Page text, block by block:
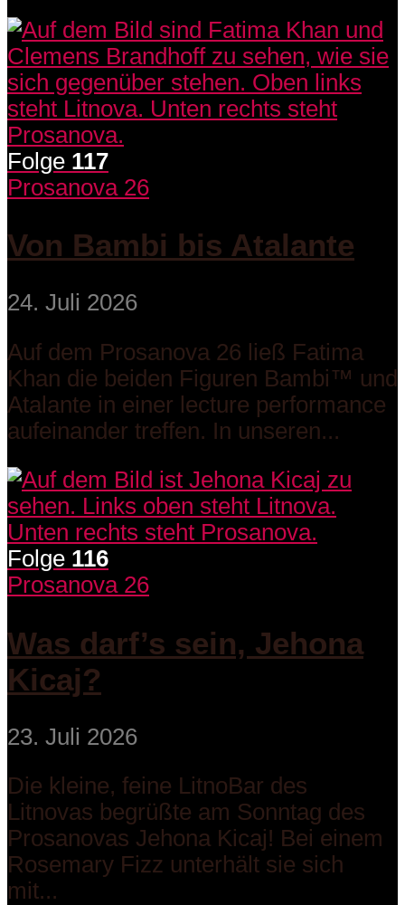
Folge 117
Prosanova 26
Von Bambi bis Atalante
24. Juli 2026
Auf dem Prosanova 26 ließ Fatima
Khan die beiden Figuren Bambi™ und
Atalante in einer lecture performance
aufeinander treffen. In unseren...
Folge 116
Prosanova 26
Was darf’s sein, Jehona
Kicaj?
23. Juli 2026
Die kleine, feine LitnoBar des
Litnovas begrüßte am Sonntag des
Prosanovas Jehona Kicaj! Bei einem
Rosemary Fizz unterhält sie sich
mit...